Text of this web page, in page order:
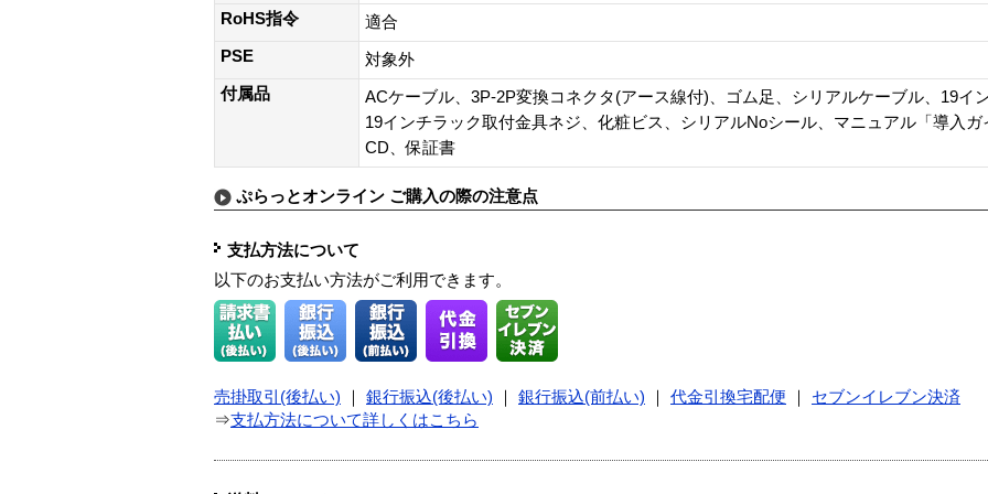
RoHS指令
適合
PSE
対象外
付属品
ACケーブル、3P-2P変換コネクタ(アース線付)、ゴム足、シリアルケーブル、19イ
19インチラック取付金具ネジ、化粧ビス、シリアルNoシール、マニュアル「導入
CD、保証書
ぷらっとオンライン ご購入の際の注意点
支払方法について
以下のお支払い方法がご利用できます。
売掛取引(後払い) 銀行振込(後払い) 銀行振込(前払い) 代金引換宅配便
セブンイレブン決済
⇒支払方法について詳しくはこちら